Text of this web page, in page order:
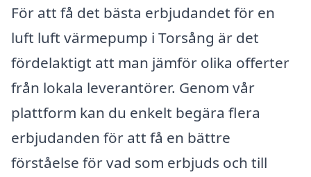
För att få det bästa erbjudandet för en
luft luft värmepump i Torsång är det
fördelaktigt att man jämför olika offerter
från lokala leverantörer. Genom vår
plattform kan du enkelt begära flera
erbjudanden för att få en bättre
förståelse för vad som erbjuds och till